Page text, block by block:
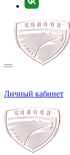
Личный кабинет